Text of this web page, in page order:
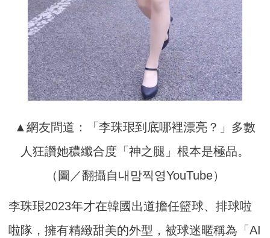
▲網友問道：「李珠珢到底哪裡漂亮？」多數
人狂讚她穠纖合度「神之腿」根本是極品。
（圖／翻攝自내맘찍영YouTube）
李珠珢2023年才在韓國出道擔任籃球、排球啦
啦隊，擁有精緻甜美的外型，被球迷暱稱為「AI